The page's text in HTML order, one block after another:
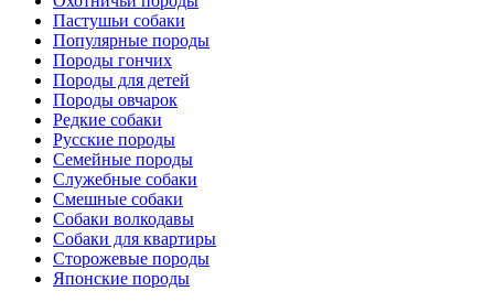
Пастушьи собаки
Популярные породы
Породы гончих
Породы для детей
Породы овчарок
Редкие собаки
Русские породы
Семейные породы
Служебные собаки
Смешные собаки
Собаки волкодавы
Собаки для квартиры
Сторожевые породы
Японские породы